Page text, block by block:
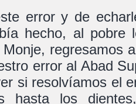
error y de
hecho, al pobre
regresamos
error al Abad
si resolvíamos el
hasta los